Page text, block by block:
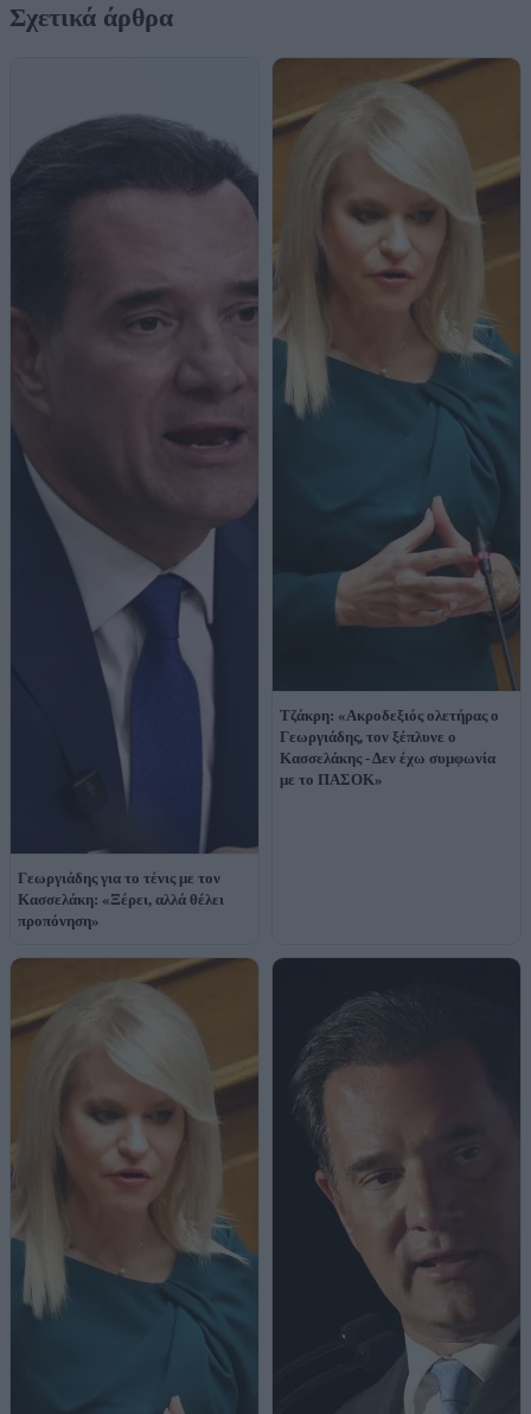
Σχετικά άρθρα
Γεωργιάδης για το τένις με τον
Κασσελάκη: «Ξέρει, αλλά θέλει
προπόνηση»
Τζάκρη: «Ακροδεξιός ολετήρας ο
Γεωργιάδης, τον ξέπλυνε ο
Κασσελάκης - Δεν έχω συμφωνία
με το ΠΑΣΟΚ»